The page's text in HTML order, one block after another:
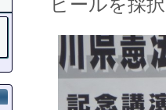
ピールを採